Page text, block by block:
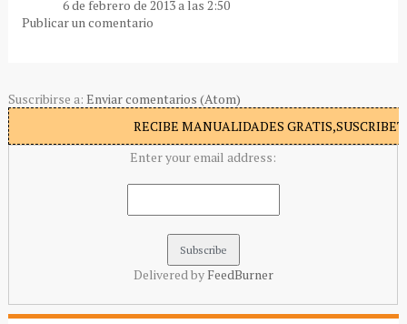
6 de febrero de 2013 a las 2:50
Publicar un comentario
Suscribirse a: Enviar comentarios (Atom)
RECIBE MANUALIDADES
Enter your email address:
Delivered by FeedBurner